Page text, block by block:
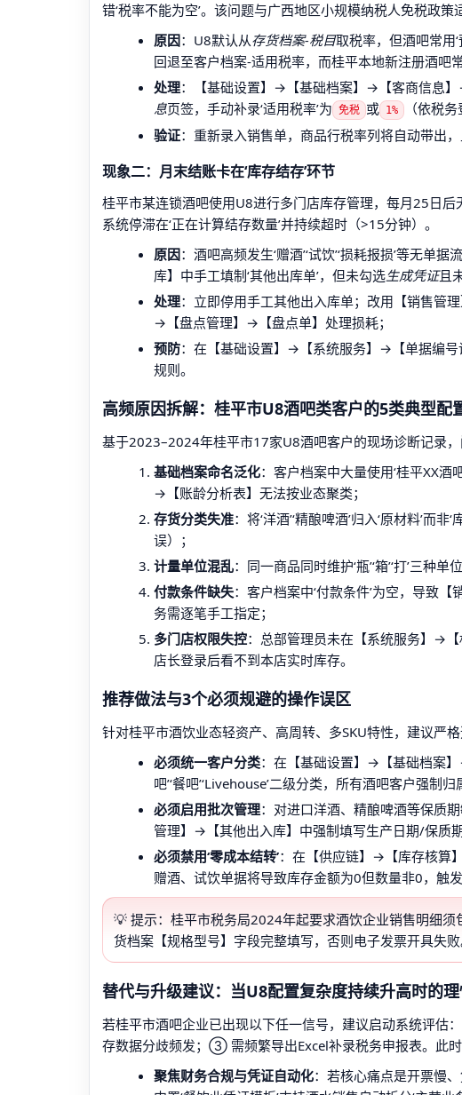
错‘税率不能为空’。该问题与广西地区小规模纳税人免税政策
原因：U8默认从存货档案-税目取税率，但酒吧常用
回退至客户档案-适用税率，而桂平本地新注册酒吧常
处理：【基础设置】→【基础档案】→【客商信息
息页签，手动补录‘适用税率’为 免税 或 1%
（依税
验证：重新录入销售单，商品行税率列将自动带出，
现象二：月末结账卡在‘库存结存’环节
桂平市某连锁酒吧使用U8进行多门店库存管理，每月25日
系统停滞在‘正在计算结存数量’并持续超时（>15分钟）。
原因：酒吧高频发生‘赠酒’‘试饮’‘损耗报损’等无
库】中手工填制‘其他出库单’，但未勾选生成凭证且
处理：立即停用手工其他出入库单；改用【销售管
→【盘点管理】→【盘点单】处理损耗；
预防：在【基础设置】→【系统服务】→【单据编号
规则。
高频原因拆解：桂平市U8酒吧类客户的5类典型配
基于2023–2024年桂平市17家U8酒吧客户的现场诊断记录
基础档案命名泛化：客户档案中大量使用‘桂平XX酒
→【账龄分析表】无法按业态聚类；
存货分类失准：将‘洋酒’‘精酿啤酒’归入‘原材料’而
误）；
计量单位混乱：同一商品同时维护‘瓶’‘箱’‘打’三种
付款条件缺失：客户档案中‘付款条件’为空，导致
务需逐笔手工指定；
多门店权限失控：总部管理员未在【系统服务】→
店长登录后看不到本店实时库存。
推荐做法与3个必须规避的操作误区
针对桂平市酒饮业态轻资产、高周转、多SKU特性，建议严格
必须统一客户分类：在【基础设置】→【基础档案】
吧’‘餐吧’‘Livehouse’二级分类，所有酒吧客户强
必须启用批次管理：对进口洋酒、精酿啤酒等保质
管理】→【其他出入库】中强制填写生产日期/保质
必须禁用‘零成本结转’：在【供应链】→【库存核算
赠酒、试饮单据将导致库存金额为0但数量非0，触发
💡 提示：桂平市税务局2024年起要求酒饮企业销售明细须
货档案【规格型号】字段完整填写，否则电子发票开具失败
替代与升级建议：当U8配置复杂度持续升高时的
若桂平市酒吧企业已出现以下任一信号，建议启动系统评
存数据分歧频发；③ 需频繁导出Excel补录税务申报表。此
聚焦财务合规与凭证自动化：若核心痛点是开票慢